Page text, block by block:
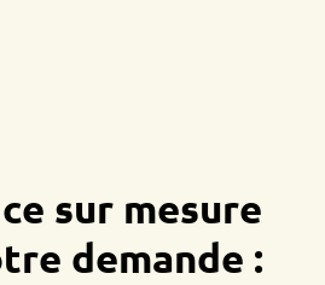
sur mesure
demande :